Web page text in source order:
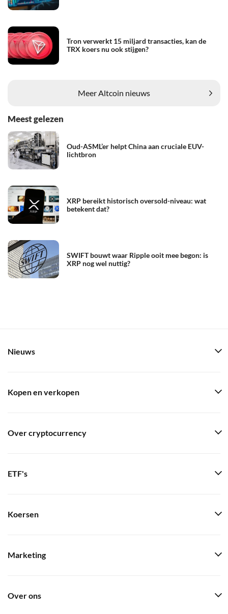
Tron verwerkt 15 miljard transacties, kan de
TRX koers nu ook stijgen?
Meer Altcoin nieuws
Meest gelezen
Oud-ASML’er helpt China aan cruciale EUV-
lichtbron
XRP bereikt historisch oversold-niveau: wat
betekent dat?
SWIFT bouwt waar Ripple ooit mee begon: is
XRP nog wel nuttig?
Nieuws
Kopen en verkopen
Over cryptocurrency
ETF's
Koersen
Marketing
Over ons